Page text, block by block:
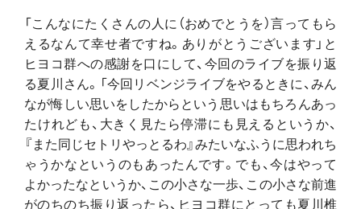
「こんなにたくさんの人に（おめでとうを）言ってもら
えるなんて幸せ者ですね。ありがとうございます」と
ヒヨコ群への感謝を口にして、今回のライブを振り返
る夏川さん。「今回リベンジライブをやるときに、みん
なが悔しい思いをしたからという思いはもちろんあっ
たけれども、大きく見たら停滞にも見えるというか、
『また同じセトリやっとるわ』みたいなふうに思われち
ゃうかなというのもあったんです。でも、今はやって
よかったなというか、この小さな一歩、この小さな前進
がのちのち振り返ったら、ヒヨコ群にとっても夏川椎